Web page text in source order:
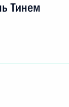
Тинем